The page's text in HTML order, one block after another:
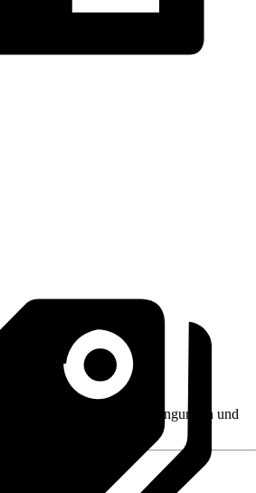
wie z. B. Rückgabebedingungen und
den Verkäufernamen.